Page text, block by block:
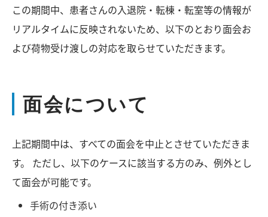
この期間中、患者さんの入退院・転棟・転室等の情報が
リアルタイムに反映されないため、以下のとおり面会お
よび荷物受け渡しの対応を取らせていただきます。
面会について
上記期間中は、すべての面会を中止とさせていただきま
す。 ただし、以下のケースに該当する方のみ、例外とし
て面会が可能です。
手術の付き添い